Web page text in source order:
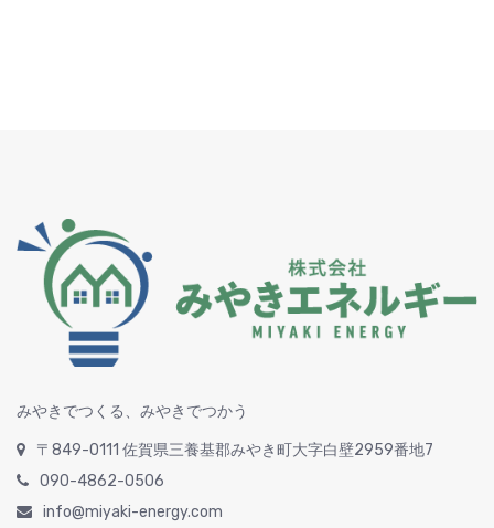
みやきでつくる、みやきでつかう
〒849-0111 佐賀県三養基郡みやき町大字白壁2959番地7
090-4862-0506
info@miyaki-energy.com